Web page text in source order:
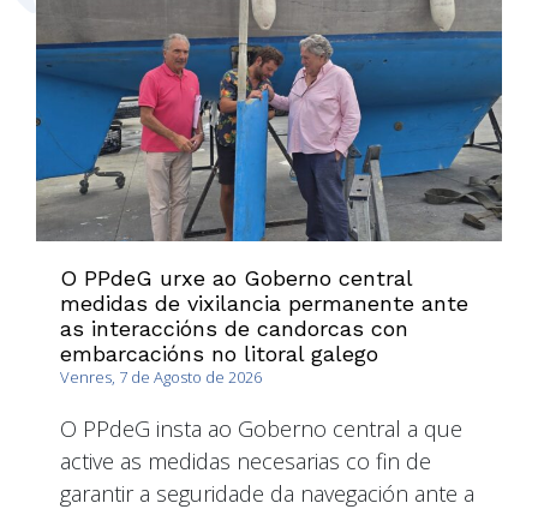
O PPdeG urxe ao Goberno central
medidas de vixilancia permanente ante
as interaccións de candorcas con
embarcacións no litoral galego
Venres, 7 de Agosto de 2026
O PPdeG insta ao Goberno central a que
active as medidas necesarias co fin de
garantir a seguridade da navegación ante a